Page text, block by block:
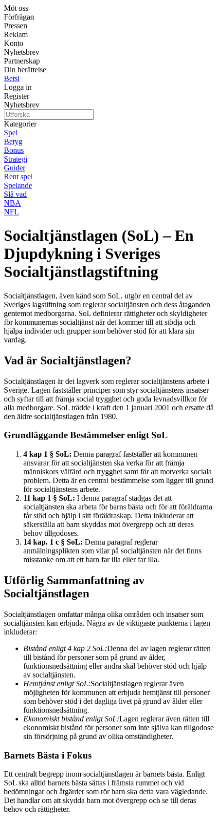
Möt oss
Förfrågan
Pressen
Reklam
Konto
Nyhetsbrev
Partnerskap
Din berättelse
Betsi
Logga in
Register
Nyhetsbrev
Kategorier
Spel
Betyg
Bonus
Strategi
Guider
Rent spel
Spelande
Slå vad
NBA
NFL
Socialtjänstlagen (SoL) – En
Djupdykning i Sveriges
Socialtjänstlagstiftning
Socialtjänstlagen, även känd som SoL, utgör en central del av
Sveriges lagstiftning som reglerar socialtjänsten och dess åtaganden
gentemot medborgarna. SoL definierar rättigheter och skyldigheter
för kommunernas socialtjänst när det kommer till att stödja och
hjälpa individer och grupper som behöver stöd för att klara sin
vardag.
Vad är Socialtjänstlagen?
Socialtjänstlagen är det lagverk som reglerar socialtjänstens arbete i
Sverige. Lagen fastställer principer som styr socialtjänstens insatser
och syftar till att främja social trygghet och goda levnadsvillkor för
alla medborgare. SoL trädde i kraft den 1 januari 2001 och ersatte då
den äldre socialtjänstlagen från 1980.
Grundläggande Bestämmelser enligt SoL
4 kap 1 § SoL: Denna paragraf fastställer att kommunen
ansvarar för att socialtjänsten ska verka för att främja
människors välfärd och trygghet samt för att motverka sociala
problem. Detta är en central bestämmelse som ligger till grund
för socialtjänstens arbete.
11 kap 1 § SoL: I denna paragraf stadgas det att
socialtjänsten ska arbeta för barns bästa och för att föräldrarna
får stöd och hjälp i sitt föräldraskap. Detta inkluderar att
säkerställa att barn skyddas mot övergrepp och att deras
behov tillgodoses.
14 kap. 1 c § SoL: Denna paragraf reglerar
anmälningsplikten som vilar på socialtjänsten när det finns
misstanke om att ett barn far illa eller far illa.
Utförlig Sammanfattning av
Socialtjänstlagen
Socialtjänstlagen omfattar många olika områden och insatser som
socialtjänsten kan erbjuda. Några av de viktigaste punkterna i lagen
inkluderar:
Bistånd enligt 4 kap 2 SoL:Denna del av lagen reglerar rätten
till bistånd för personer som på grund av ålder,
funktionsnedsättning eller andra skäl behöver stöd och hjälp
av socialtjänsten.
Hemtjänst enligt SoL:Socialtjänstlagen reglerar även
möjligheten för kommunen att erbjuda hemtjänst till personer
som behöver stöd i det dagliga livet på grund av ålder eller
funktionsnedsättning.
Ekonomiskt bistånd enligt SoL:Lagen reglerar även rätten till
ekonomiskt bistånd för personer som inte själva kan tillgodose
sin försörjning på grund av olika omständigheter.
Barnets Bästa i Fokus
Ett centralt begrepp inom socialtjänstlagen är barnets bästa. Enligt
SoL ska alltid barnets bästa sättas i främsta rummet och vid
bedömningar och åtgärder som rör barn ska detta vara vägledande.
Det handlar om att skydda barn mot övergrepp och se till deras
behov och rättigheter.